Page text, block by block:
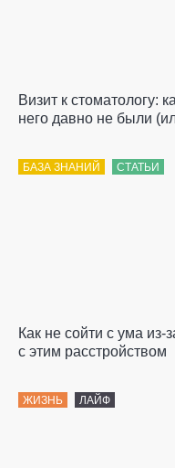
Визит к стоматологу:
него давно не были
БАЗА ЗНАНИЙ СТАТЬИ
Как не сойти с ума из-
с этим расстройством
ЖИЗНЬ ЛАЙФ